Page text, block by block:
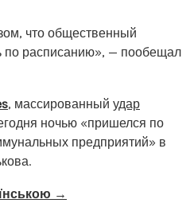
что общественный
по расписанию», — пообещал
, массированный удар
ночью «пришелся по
предприятий» в
→